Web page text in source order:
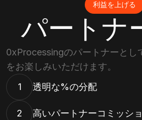
利益を上げる
パートナ
0xProcessingのパートナーとし
をお楽しみいただけます。
1
透明な%の分配
2 高いパートナーコミッシ